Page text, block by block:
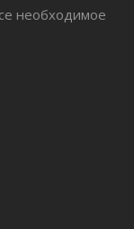
необходимое